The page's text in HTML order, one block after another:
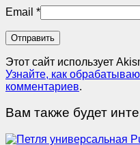
Email *
Этот сайт использует
Узнайте, как
комментариев.
Вам также будет